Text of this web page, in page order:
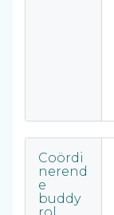
Coördi
nerend
e
buddy